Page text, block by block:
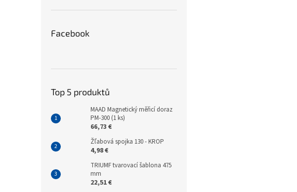
Facebook
Top 5 produktů
MAAD Magnetický měřicí doraz
PM-300 (1 ks)
66,73 €
Žľabová spojka 130 - KROP
4,98 €
TRIUMF tvarovací šablona 475
mm
22,51 €